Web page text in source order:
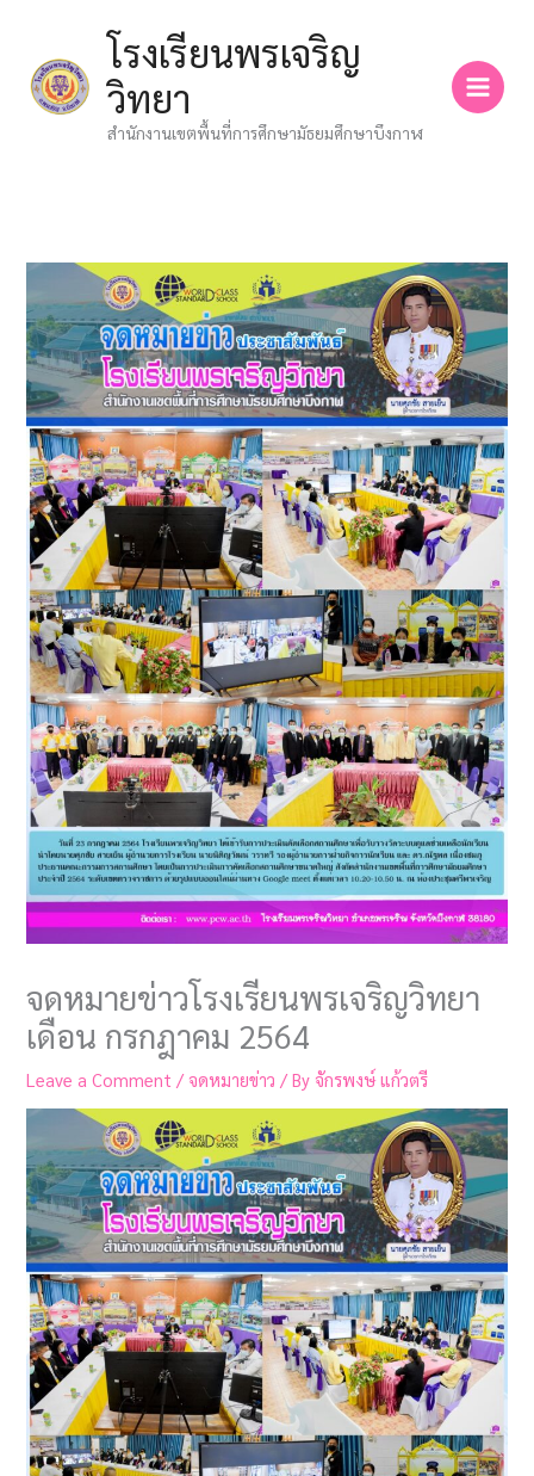
content
โรงเรียนพรเจริญ
วิทยา
สำนักงานเขตพื้นที่การศึกษามัธยมศึกษาบึงกาฬ
จดหมายข่าวโรงเรียนพรเจริญวิทยา
เดือน กรกฎาคม 2564
Leave a Comment / จดหมายข่าว / By จักรพงษ์ แก้วตรี